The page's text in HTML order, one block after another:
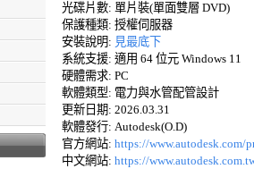
光碟片數: 單片裝(單面雙層 DVD)
保護種類: 授權伺服器
安裝說明: 見最底下
系統支援: 適用 64 位元 Windows 11
硬體需求: PC
軟體類型: 電力與水管配管設計
更新日期: 2026.03.31
軟體發行: Autodesk(O.D)
官方網站: https://www.autodesk.com/
中文網站: https://